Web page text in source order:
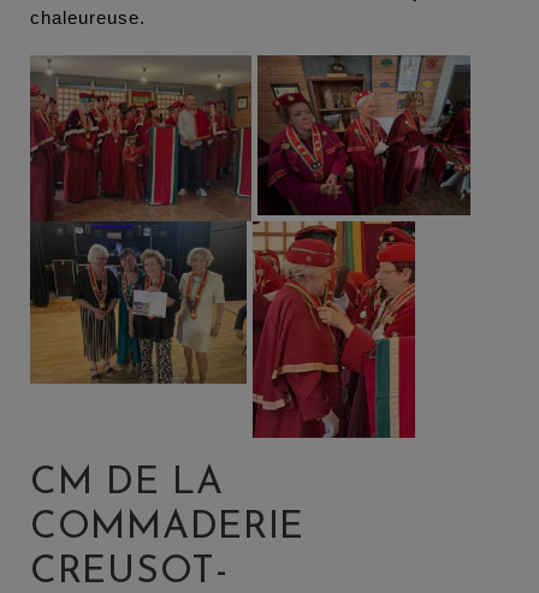
chaleureuse.
CM DE LA
COMMADERIE
CREUSOT-